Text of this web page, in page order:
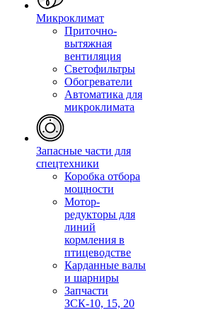
Микроклимат
Приточно-
вытяжная
вентиляция
Светофильтры
Обогреватели
Автоматика для
микроклимата
Запасные части для
спецтехники
Коробка отбора
мощности
Мотор-
редукторы для
линий
кормления в
птицеводстве
Карданные валы
и шарниры
Запчасти
ЗСК-10, 15, 20